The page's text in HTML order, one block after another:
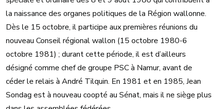
la naissance des organes politiques de la Région wallonne.
Dès le 15 octobre, il participe aux premières réunions du
nouveau Conseil régional wallon (15 octobre 1980-6
octobre 1981) ; durant cette période, il est d’ailleurs
désigné comme chef de groupe PSC à Namur, avant de
céder le relais à André Tilquin. En 1981 et en 1985, Jean
Sondag est à nouveau coopté au Sénat, mais il ne siège plus